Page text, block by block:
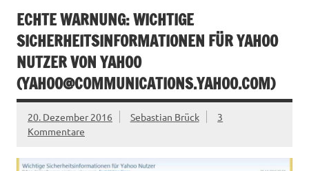
ECHTE WARNUNG: WICHTIGE
SICHERHEITSINFORMATIONEN FÜR YAHOO
NUTZER VON YAHOO
(YAHOO@COMMUNICATIONS.YAHOO.COM)
20. Dezember 2016 Sebastian Brück
3
Kommentare